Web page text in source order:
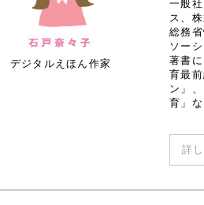
デジタルえほん作家
一般
ス、
総務
ソー
著書
育最
ン」
育」な
詳